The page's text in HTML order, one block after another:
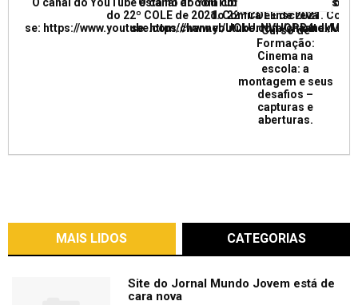
do 22º COLE de 2021. Confira e inscreva
se: https://www.youtube.com/channel/
do 22º COLE de 2021.
se: https://www.youtube.com/channel/
Curso de
Formação:
Cinema na
escola: a
montagem e seus
desafios –
capturas e
aberturas.
MAIS LIDOS CATEGORIAS
Site do Jornal Mundo Jovem está de
cara nova